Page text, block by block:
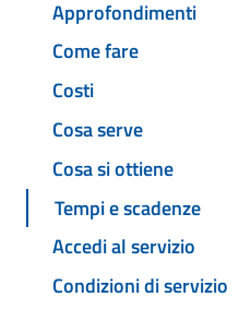
Approfondimenti
Come fare
Costi
Cosa serve
Cosa si ottiene
Tempi e scadenze
Accedi al servizio
Condizioni di servizio